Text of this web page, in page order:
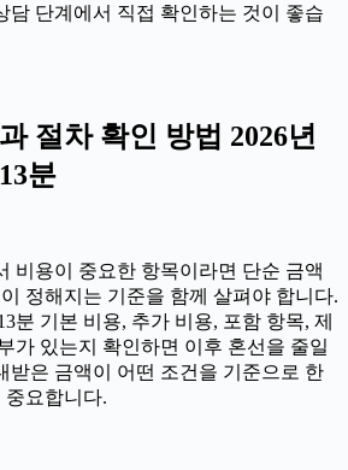
담 단계에서 직접 확인하는 것이 좋습
절차 확인 방법 2026년
분
비용이 중요한 항목이라면 단순 금액
정해지는 기준을 함께 살펴야 합니다.
분 기본 비용, 추가 비용, 포함 항목, 제
가 있는지 확인하면 이후 혼선을 줄일
받은 금액이 어떤 조건을 기준으로 한
중요합니다.